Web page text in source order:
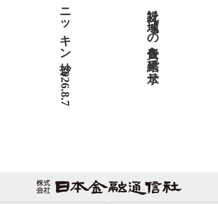
ニッキン抄 2026.8.7 社説 地域への責任を結果で示せ